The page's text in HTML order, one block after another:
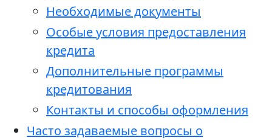
Необходимые документы
Особые условия предоставления
кредита
Дополнительные программы
кредитования
Контакты и способы оформления
Часто задаваемые вопросы о